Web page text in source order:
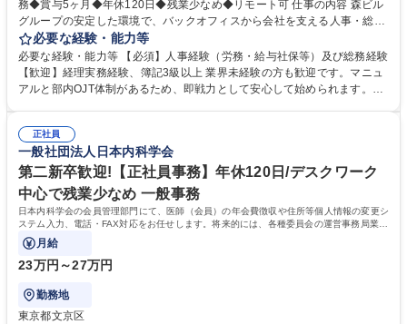
務◆賞与5ヶ月◆年休120日◆残業少なめ◆リモート可 仕事の内容 森ビル
グループの安定した環境で、バックオフィスから会社を支える人事・総務
をお任せします。 労務と総務の業務をバランスよく担当し、ゆくゆくは制
度改定などのコア業務にも挑戦できる、やりがいある環境です。 ■勤怠管
理、給与計算、社会保険手続き、年末調整等の労務管理全般 ■入退社手続
き、社内規定の改定や人事制度改定などのコア業務 ■社内イベントの企画
でも質問・相談できる環境が整っているため、安心して成長できます。 募
集職種 【森ビルG】人事・総務◆賞与5ヶ月◆年休120日◆残業少なめ◆
リモート可
必要な経験・能力等
必要な経験・能力等 【必須】人事経験（労務・給与社保等）及び総務経験
【歓迎】経理実務経験、簿記3級以上 業界未経験の方も歓迎です。マニュ
アルと部内OJT体制があるため、即戦力として安心して始められます。
務に挑戦できるため、自身の成長と組織への貢献度をダイレクトに実感で
きます。 残業少なめ、週1日リモート可など、ワークライフバランスを保
ち長期活躍できる環境です。 「これまでの幅広い経験を活かし、長期的な
キャリアを築きたい」という前向きな意欲と挑戦を全力で応援します。 学
歴・資格 学歴：大学院 大学 高専 短大 専修学校 高校 語学力： 資格：日商
簿記検定1級 日商簿記検定2級 日商簿記検定3級
正社員
一般社団法人日本内科学会
第二新卒歓迎!【正社員事務】年休120日/デスクワーク
中心で残業少なめ 一般事務
日本内科学会の会員管理部門にて、医師（会員）の年会費徴収や住所等個人情報の変更シ
ステム入力、電話・FAX対応をお任せします。将来的には、各種委員会の運営事務局業務
などにも幅広く携わっていただきます。
月給
23万円～27万円
勤務地
東京都文京区